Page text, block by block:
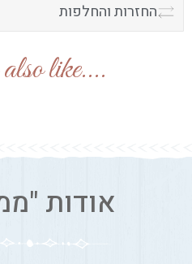
החזרות והחלפות
....you may also like
אודות